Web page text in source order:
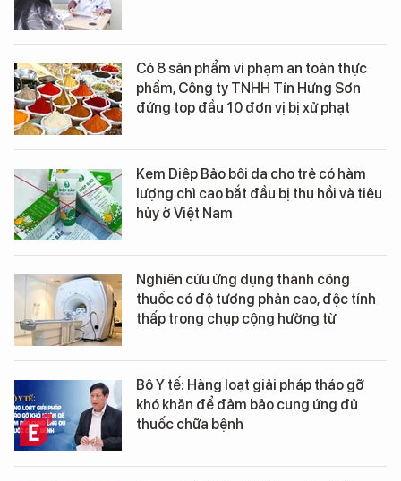
Có 8 sản phẩm vi phạm an toàn thực
phẩm, Công ty TNHH Tín Hưng Sơn
đứng top đầu 10 đơn vị bị xử phạt
Kem Diệp Bảo bôi da cho trẻ có hàm
lượng chì cao bắt đầu bị thu hồi và tiêu
hủy ở Việt Nam
Nghiên cứu ứng dụng thành công
thuốc có độ tương phản cao, độc tính
thấp trong chụp cộng hưởng từ
Bộ Y tế: Hàng loạt giải pháp tháo gỡ
khó khăn để đảm bảo cung ứng đủ
thuốc chữa bệnh